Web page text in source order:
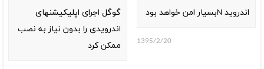
اندروید Nبسیار امن خواهد بود
1395/2/20
گوگل اجرای اپلیکیشنهای
اندرویدی را بدون نیاز به نصب
ممکن کرد